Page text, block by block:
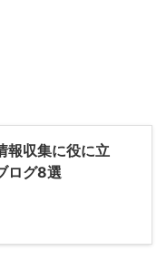
報収集に役に立
ログ8選